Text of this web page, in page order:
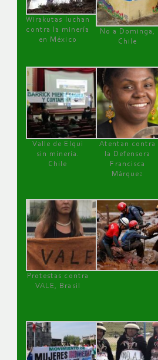
Wirakutas luchan
contra la minería
en México
No a Dominga,
Chile
Valle de Elqui
sin minería.
Chile
Atentan contra
la Defensora
Francisca
Márquez
Protestas contra
VALE, Brasil